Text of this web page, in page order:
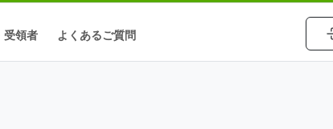
受領者 よくあるご質問